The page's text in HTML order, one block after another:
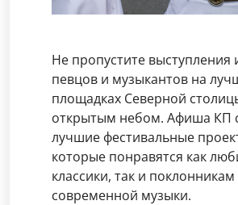
Не пропустите выступления
певцов и музыкантов на
площадках Северной
открытым небом. Афиша КП
лучшие фестивальные
которые понравятся как
классики, так и поклонникам
современной музыки.